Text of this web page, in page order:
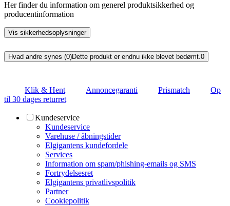
Her finder du information om generel produktsikkerhed og
producentinformation
Vis sikkerhedsoplysninger
Hvad andre synes (0)Dette produkt er endnu ikke blevet bedømt.0
Klik & Hent Annoncegaranti Prismatch
Op
til 30 dages returret
Kundeservice
Kundeservice
Varehuse / åbningstider
Elgigantens kundefordele
Services
Information om spam/phishing-emails og SMS
Fortrydelsesret
Elgigantens privatlivspolitik
Partner
Cookiepolitik